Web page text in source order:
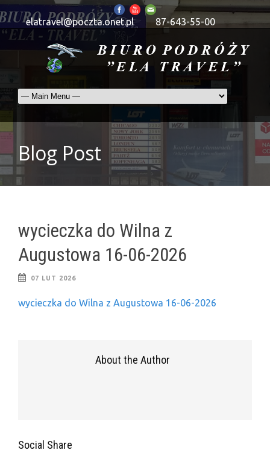
elatravel@poczta.onet.pl 87-643-55-00
Blog Post
wycieczka do Wilna z
Augustowa 16-06-2026
07 LUT 2026
wycieczka do Wilna z Augustowa 16-06-2026
About the Author
Social Share